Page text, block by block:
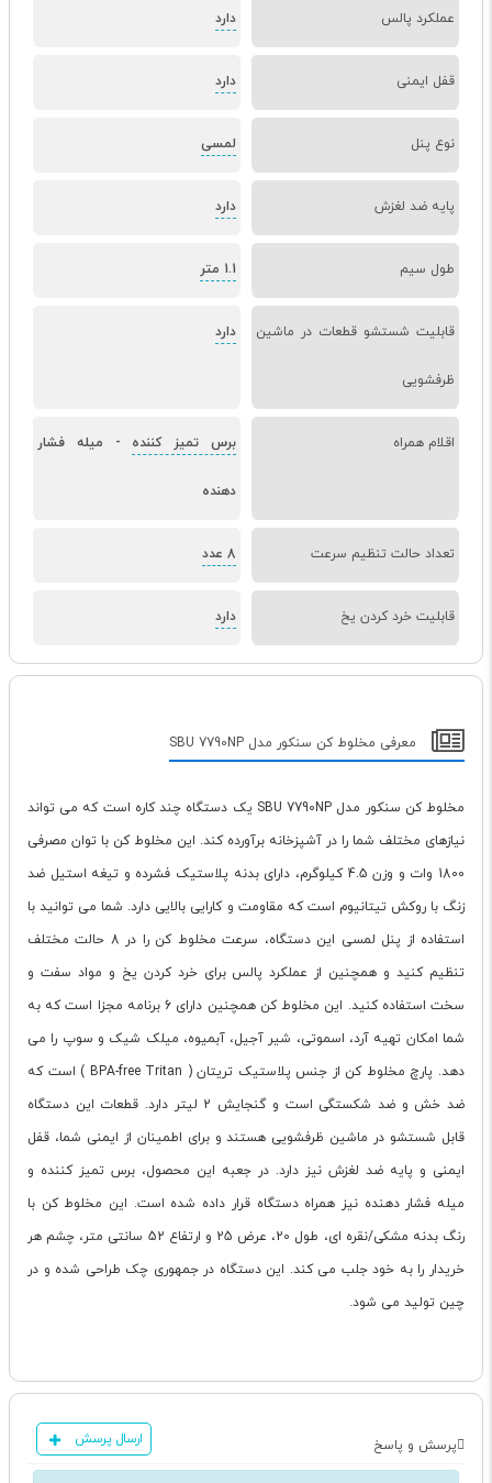
عملکرد پالس دارد
قفل ایمنی دارد
نوع پنل لمسی
پایه ضد لغزش دارد
طول سیم 1.1 متر
قابلیت شستشو قطعات در ماشین
ظرفشویی
دارد
اقلام همراه برس تمیز کننده - میله فشار
دهنده
تعداد حالت تنظیم سرعت 8 عدد
قابلیت خرد کردن یخ دارد
معرفی مخلوط کن سنکور مدل SBU 7790NP
مخلوط کن سنکور مدل SBU 7790NP یک دستگاه چند کاره است که می تواند
نیازهای مختلف شما را در آشپزخانه برآورده کند. این مخلوط کن با توان مصرفی
1800 وات و وزن 4.5 کیلوگرم، دارای بدنه پلاستیک فشرده و تیغه استیل ضد
زنگ با روکش تیتانیوم است که مقاومت و کارایی بالایی دارد. شما می توانید با
استفاده از پنل لمسی این دستگاه، سرعت مخلوط کن را در 8 حالت مختلف
تنظیم کنید و همچنین از عملکرد پالس برای خرد کردن یخ و مواد سفت و
سخت استفاده کنید. این مخلوط کن همچنین دارای 6 برنامه مجزا است که به
شما امکان تهیه آرد، اسموتی، شیر آجیل، آبمیوه، میلک شیک و سوپ را می
دهد. پارچ مخلوط کن از جنس پلاستیک تریتان ( BPA-free Tritan ) است که
ضد خش و ضد شکستگی است و گنجایش 2 لیتر دارد. قطعات این دستگاه
قابل شستشو در ماشین ظرفشویی هستند و برای اطمینان از ایمنی شما، قفل
ایمنی و پایه ضد لغزش نیز دارد. در جعبه این محصول، برس تمیز کننده و
میله فشار دهنده نیز همراه دستگاه قرار داده شده است. این مخلوط کن با
رنگ بدنه مشکی/نقره ای، طول 20، عرض 25 و ارتفاع 52 سانتی متر، چشم هر
خریدار را به خود جلب می کند. این دستگاه در جمهوری چک طراحی شده و در
چین تولید می شود.
پرسش و پاسخ ارسال پرسش